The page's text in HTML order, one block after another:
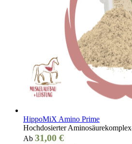
HippoMiX Amino Prime
Hochdosierter
Ab 31,00 €